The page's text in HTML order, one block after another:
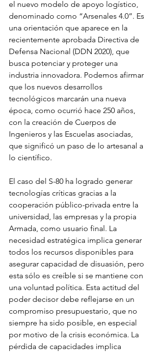
el nuevo modelo de apoyo logístico,
denominado como “Arsenales 4.0”. Es
una orientación que aparece en la
recientemente aprobada Directiva de
Defensa Nacional (DDN 2020), que
busca potenciar y proteger una
industria innovadora. Podemos afirmar
que los nuevos desarrollos
tecnológicos marcarán una nueva
época, como ocurrió hace 250 años,
con la creación de Cuerpos de
Ingenieros y las Escuelas asociadas,
que significó un paso de lo artesanal a
lo científico.
El caso del S-80 ha logrado generar
tecnologías críticas gracias a la
cooperación público-privada entre la
universidad, las empresas y la propia
Armada, como usuario final. La
necesidad estratégica implica generar
todos los recursos disponibles para
asegurar capacidad de disuasión, pero
esta sólo es creíble si se mantiene con
una voluntad política. Esta actitud del
poder decisor debe reflejarse en un
compromiso presupuestario, que no
siempre ha sido posible, en especial
por motivo de la crisis económica. La
pérdida de capacidades implica